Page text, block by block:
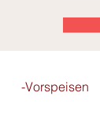
-Vorspeisen